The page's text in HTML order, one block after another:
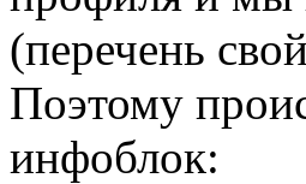
(перечень
Поэтому
инфоблок: